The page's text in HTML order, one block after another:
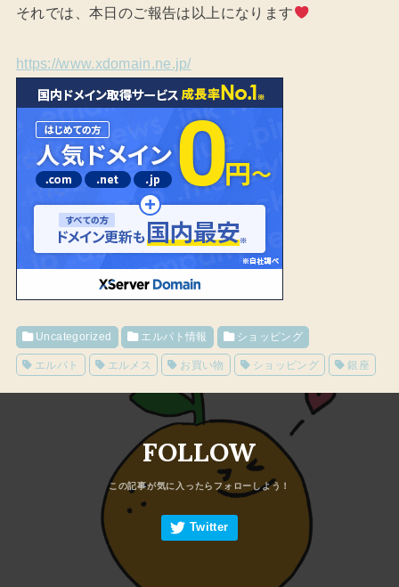
それでは、本日のご報告は以上になります
https://www.xdomain.ne.jp/
Uncategorized エルパト情報 ショッピング
エルパト エルメス お買い物 ショッピング 銀座
FOLLOW